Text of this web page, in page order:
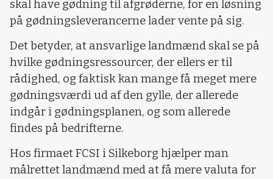
skal have gødning til afgrøderne, for en løsning
på gødningsleverancerne lader vente på sig.
Det betyder, at ansvarlige landmænd skal se på
hvilke gødningsressourcer, der ellers er til
rådighed, og faktisk kan mange få meget mere
gødningsværdi ud af den gylle, der allerede
indgår i gødningsplanen, og som allerede
findes på bedrifterne.
Hos firmaet FCSI i Silkeborg hjælper man
målrettet landmænd med at få mere valuta for